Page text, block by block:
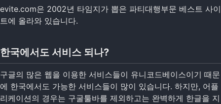
evite.com은 2002년 타임지가 뽑은 파티대행부문 베스트 사이
트에 올라와 있습니다.
한국에서도 서비스 되나?
구글의 많은 웹을 이용한 서비스들이 유니코드베이스이기 때문
에 한국에서도 가능한 서비스들이 많이 있습니다. 하지만, 어플
리케이션의 경우는 구굴툴바를 제외하고는 완벽하게 한글을 지